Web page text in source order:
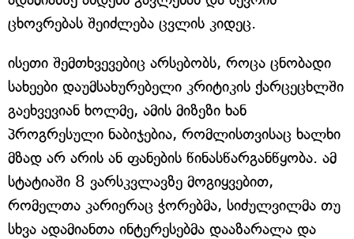
ცხოვრებას შეიძლება ცვლის კიდეც.
ისეთი შემთხვევებიც არსებობს, როცა ცნობადი
სახეები დაუმსახურებელი კრიტიკის ქარცეცხლში
გაეხვევიან ხოლმე, ამის მიზეზი ხან
პროგრესული ნაბიჯებია, რომლისთვისაც ხალხი
მზად არ არის ან ფანების წინასწარგანწყობა. ამ
სტატიაში 8 ვარსკვლავზე მოგიყვებით,
რომელთა კარიერაც ჭორებმა, სიძულვილმა თუ
სხვა ადამიანთა ინტერესებმა დააზარალა და